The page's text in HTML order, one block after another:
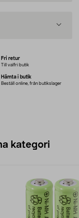
Fri retur
Till valfri butik
Hämta i butik
Beställ online, från butikslager
kategori